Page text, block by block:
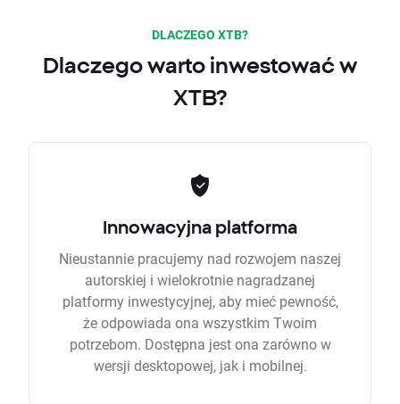
DLACZEGO XTB?
Dlaczego warto inwestować w
XTB?
Innowacyjna platforma
Nieustannie pracujemy nad rozwojem naszej
autorskiej i wielokrotnie nagradzanej
platformy inwestycyjnej, aby mieć pewność,
że odpowiada ona wszystkim Twoim
potrzebom. Dostępna jest ona zarówno w
wersji desktopowej, jak i mobilnej.